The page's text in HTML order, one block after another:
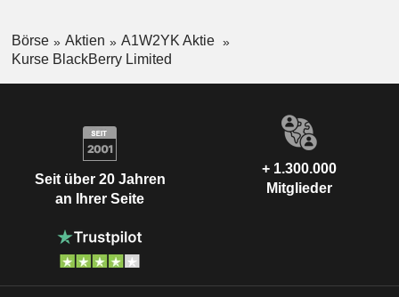
Börse Aktien
A1W2YK Aktie
Kurse BlackBerry Limited
Seit über 20 Jahren
an Ihrer Seite
+ 1.300.000
Mitglieder